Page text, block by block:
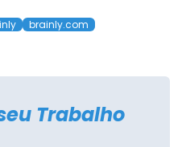
brainly.com
Trabalho